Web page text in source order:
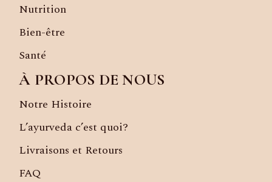
Nutrition
Bien-être
Santé
À PROPOS DE NOUS
Notre Histoire
L’ayurveda c’est quoi?
Livraisons et Retours
FAQ